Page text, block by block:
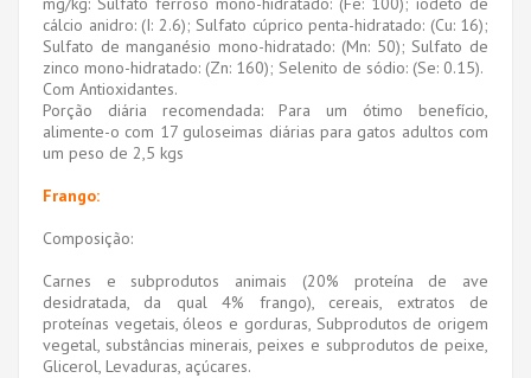
cálcio anidro: (I: 2.6); Sulfato cúprico penta-hidratado: (Cu: 16);
Sulfato de manganésio mono-hidratado: (Mn: 50); Sulfato de
zinco mono-hidratado: (Zn: 160); Selenito de sódio: (Se: 0.15).
Com Antioxidantes.
Porção diária recomendada: Para um ótimo benefício,
alimente-o com 17 guloseimas diárias para gatos adultos com
um peso de 2,5 kgs
Frango:
Composição:
Carnes e subprodutos animais (20% proteína de ave
desidratada, da qual 4% frango), cereais, extratos de
proteínas vegetais, óleos e gorduras, Subprodutos de origem
vegetal, substâncias minerais, peixes e subprodutos de peixe,
Glicerol, Levaduras, açúcares.